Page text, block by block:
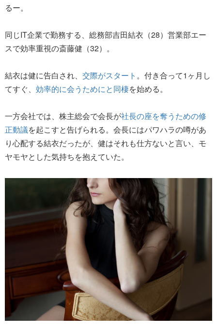
るー。
同じIT企業で勤務する、総務部吉田結衣（28）営業部エー
スで効率重視の斎藤健（32）。
結衣は健に告白され、 交際がスタート 。付き合って1ヶ月し
てすぐ、 効率的に会うためにと同棲を始める。
一方会社では、株主総会で会長が社長の座を奪うための修
正動議を起こすと告げられる。会長にはパワハラの噂があ
り心配する結衣だったが、健はそれも仕方ないと言い、モ
ヤモヤとした気持ちを抱えていた。